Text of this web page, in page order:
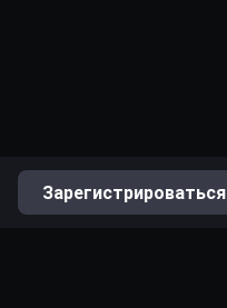
Зарегистрироваться